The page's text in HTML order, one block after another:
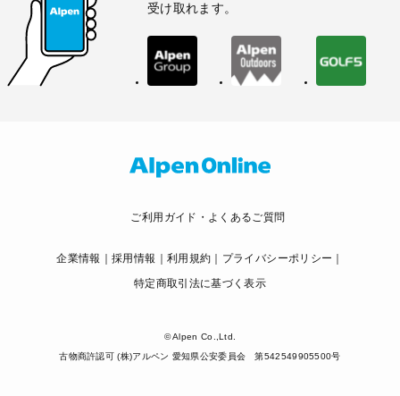
受け取れます。
ご利用ガイド・よくあるご質問
企業情報 採用情報 利用規約
プライバシーポリシー
特定商取引法に基づく表示
© Alpen Co.,Ltd.
古物商許認可 (株)アルペン 愛知県公安委員会 第542549905500号